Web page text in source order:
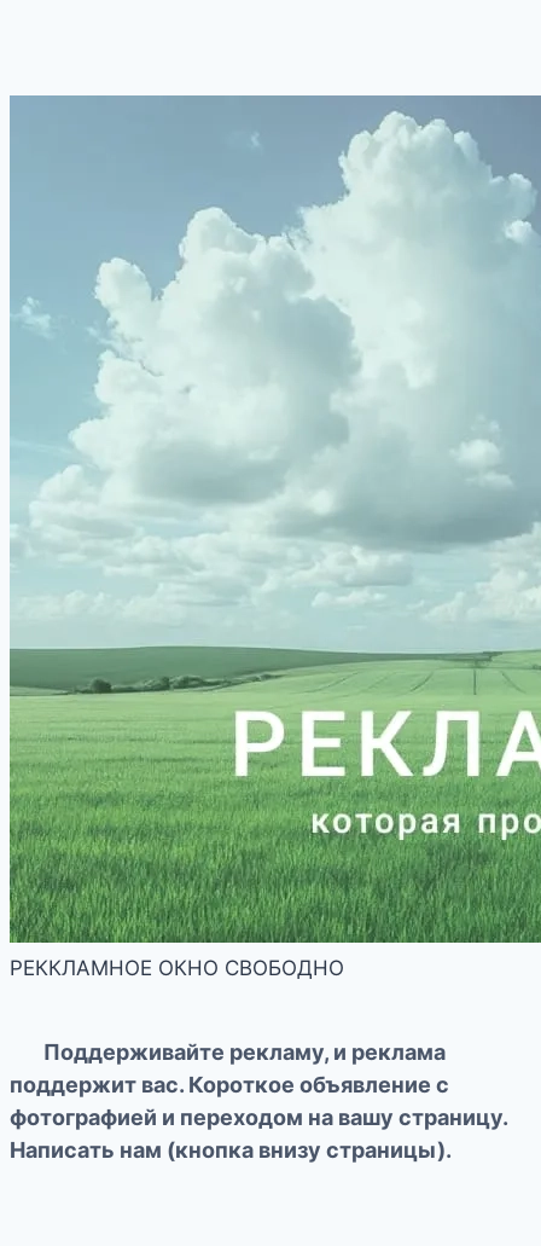
РЕККЛАМНОЕ ОКНО СВОБОДНО
Поддерживайте рекламу, и реклама
поддержит вас. Короткое объявление с
фотографией и переходом на вашу страницу.
Написать нам (кнопка внизу страницы).